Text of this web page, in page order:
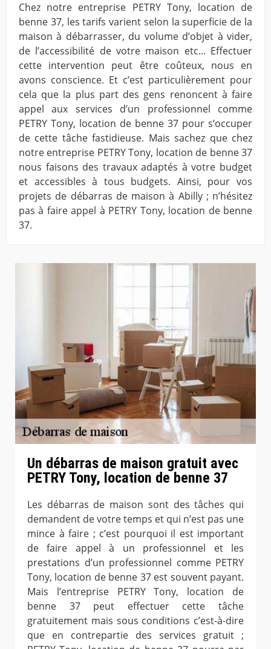
Chez notre entreprise PETRY Tony, location de
benne 37, les tarifs varient selon la superficie de la
maison à débarrasser, du volume d’objet à vider,
de l’accessibilité de votre maison etc... Effectuer
cette intervention peut être coûteux, nous en
avons conscience. Et c’est particulièrement pour
cela que la plus part des gens renoncent à faire
appel aux services d’un professionnel comme
PETRY Tony, location de benne 37 pour s’occuper
de cette tâche fastidieuse. Mais sachez que chez
notre entreprise PETRY Tony, location de benne 37
nous faisons des travaux adaptés à votre budget
et accessibles à tous budgets. Ainsi, pour vos
projets de débarras de maison à Abilly ; n’hésitez
pas à faire appel à PETRY Tony, location de benne
37.
Un débarras de maison gratuit avec
PETRY Tony, location de benne 37
Les débarras de maison sont des tâches qui
demandent de votre temps et qui n’est pas une
mince à faire ; c’est pourquoi il est important
de faire appel à un professionnel et les
prestations d’un professionnel comme PETRY
Tony, location de benne 37 est souvent payant.
Mais l’entreprise PETRY Tony, location de
benne 37 peut effectuer cette tâche
gratuitement mais sous conditions c’est-à-dire
que en contrepartie des services gratuit ;